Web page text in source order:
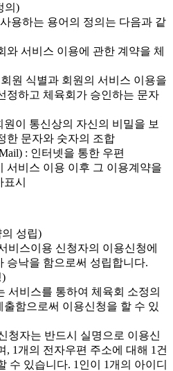
의)
용하는 용어의 정의는 다음과 같
와 서비스 이용에 관한 계약을 체
원 식별과 회원의 서비스 이용을
정하고 체육회가 승인하는 문자
원이 통신상의 자신의 비밀을 보
한 문자와 숫자의 조합
: 인터넷을 통한 우편
서비스 이용 이후 그 이용계약을
시
성립)
비스이용 신청자의 이용신청에
승낙을 함으로써 성립합니다.
)
서비스를 통하여 체육회 소정의
출함으로써 이용신청을 할 수 있
청자는 반드시 실명으로 이용신
, 1개의 전자우편 주소에 대해 1건
수 있습니다. 1인이 1개의 아이디